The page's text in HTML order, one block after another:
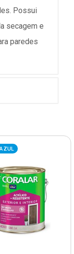
Possui
secagem e
paredes